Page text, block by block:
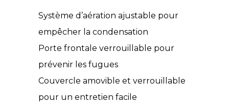
Système d’aération ajustable pour
empêcher la condensation
Porte frontale verrouillable pour
prévenir les fugues
Couvercle amovible et verrouillable
pour un entretien facile